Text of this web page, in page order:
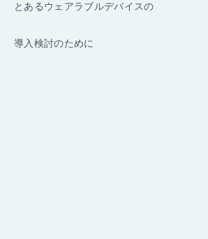
とあるウェアラブルデバイスの
導入検討のために